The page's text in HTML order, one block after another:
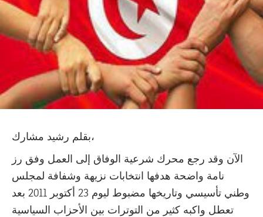
بقلم رشيد مشارك،
الآن وقد رجع محرك شرعية الوفاق إلى العمل وفق رز
نامة واضحة هدفها انتخابات نزيهة وشفافة لمجلس
وطني تأسيسي وتاريخها مضبوط ليوم 23 أكتوبر 2011 بعد
تعطل واكبه كثير من التوترات بين الأحزاب السياسية